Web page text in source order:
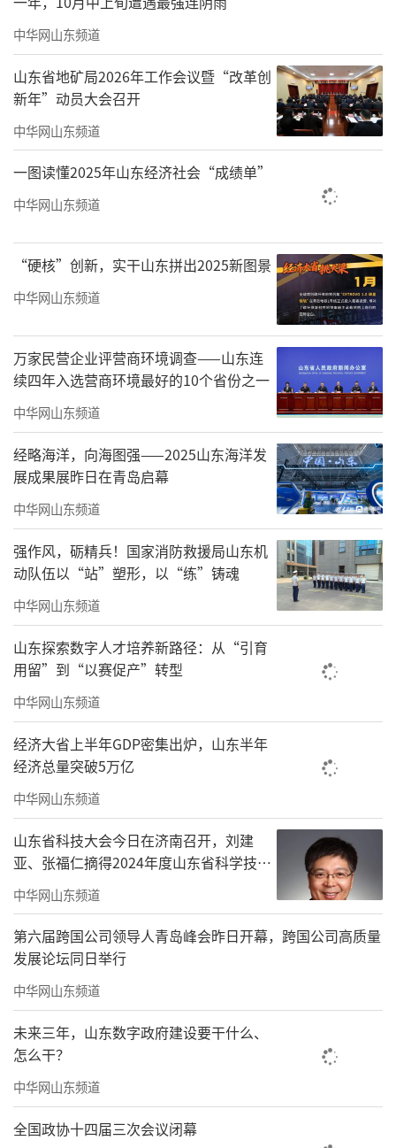
随着收割机平稳作业，麦穗尽数入仓，收
割、脱粒一气呵成。饱满的麦粒从出粮口倾泻
而出，落在车斗里发出清脆声响。“盼了小半
年，终于迎来丰收，今年亩产至少1200
斤。”王得泉捧起新麦、吹掉麦糠，细细咀
嚼，丰收的甘甜溢于言表。
今年他种的330亩小麦两天就能收完。“收
完接着种玉米，不耽误农时。”王得泉说。收
割机刚离场，播种机便紧跟着进场，前脚收完
麦，后脚就下种，抢收抢种环环相扣。
农机手张希年跳下驾驶室，他的手机屏幕
上，接单软件的订单排得密密麻麻。“现在老
百姓都认机械，我这一台‘谷王’，一天能干2
00亩，顶过去十几个人的活儿。”
市农业农村局统计数据显示，截至6月10
日，全市已收获小麦占种植面积的37.39%。当
前小麦收割由南向北梯次推进，预计6月中下旬
基本结束。
中华网山东频道
山东省地矿局2026年工作会议暨“改革创
新年”动员大会召开
中华网山东频道
一图读懂2025年山东经济社会“成绩单”
中华网山东频道
“硬核”创新，实干山东拼出2025新图景
中华网山东频道
万家民营企业评营商环境调查——山东连
续四年入选营商环境最好的10个省份之一
中华网山东频道
经略海洋，向海图强——2025山东海洋发
展成果展昨日在青岛启幕
中华网山东频道
强作风，砺精兵！国家消防救援局山东机
动队伍以“站”塑形，以“练”铸魂
中华网山东频道
山东探索数字人才培养新路径：从“引育
用留”到“以赛促产”转型
中华网山东频道
经济大省上半年GDP密集出炉，山东半年
经济总量突破5万亿
中华网山东频道
山东省科技大会今日在济南召开，刘建
亚、张福仁摘得2024年度山东省科学技术
奖最高奖！
中华网山东频道
第六届跨国公司领导人青岛峰会昨日开幕，跨国公司高质量
发展论坛同日举行
中华网山东频道
未来三年，山东数字政府建设要干什么、
怎么干？
中华网山东频道
全国政协十四届三次会议闭幕